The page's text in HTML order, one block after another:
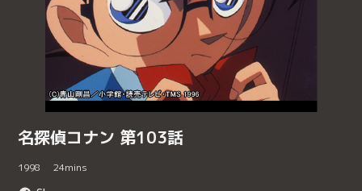
名探偵コナン 第103話
1998 24mins